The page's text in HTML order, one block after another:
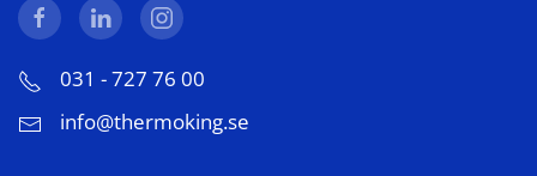
031 - 727 76 00
info@thermoking.se